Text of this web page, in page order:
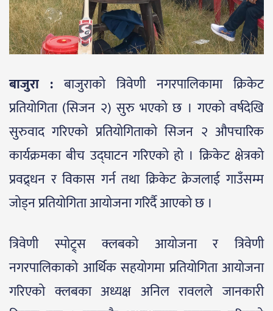
बाजुरा :बाजुराको त्रिवेणी नगरपालिकामा क्रिकेट
प्रतियोगिता (सिजन २) सुरु भएको छ । गएको वर्षदेखि
सुरुवाद गरिएको प्रतियोगिताको सिजन २ औपचारिक
कार्यक्रमका बीच उद्घाटन गरिएको हो । क्रिकेट क्षेत्रको
प्रवद्र्धन र विकास गर्न तथा क्रिकेट क्रेजलाई गाउँसम्म
जोड्न प्रतियोगिता आयोजना गरिर्दै आएको छ ।
त्रिवेणी स्पोट्र्स क्लबको आयोजना र त्रिवेणी
नगरपालिकाको आर्थिक सहयोगमा प्रतियोगिता आयोजना
गरिएको क्लबका अध्यक्ष अनिल रावलले जानकारी